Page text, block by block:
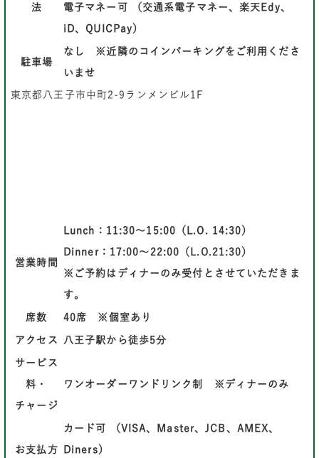
法 電子マネー可 （交通系電子マネー、楽天Edy、
iD、QUICPay）
駐車場
なし ※近隣のコインパーキングをご利用くださ
いませ
東京都八王子市中町2-9ランメンビル1F
営業時間
Lunch：11:30～15:00（L.O. 14:30）
Dinner：17:00～22:00（L.O.21:30）
※ご予約はディナーのみ受付とさせていただきま
す。
席数 40席 ※個室あり
アクセス 八王子駅から徒歩5分
サービス
料・
チャージ
ワンオーダーワンドリンク制 ※ディナーのみ
お支払方
カード可 （VISA、Master、JCB、AMEX、
Diners）